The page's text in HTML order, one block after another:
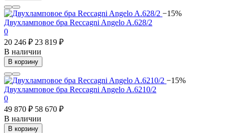
−15%
Двухламповое бра Reccagni Angelo A.628/2
0
20 246 ₽ 23 819 ₽
В наличии
В корзину
−15%
Двухламповое бра Reccagni Angelo A.6210/2
0
49 870 ₽ 58 670 ₽
В наличии
В корзину